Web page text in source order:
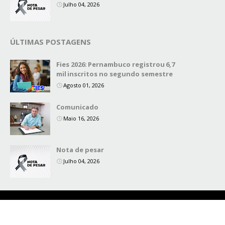
Julho 04, 2026
ÚLTIMAS POSTAGENS
Fies 2026: Pernambuco registrou 6,7
mil inscritos no segundo semestre
Agosto 01, 2026
Comunicado
Maio 16, 2026
Nota de pesar
Julho 04, 2026